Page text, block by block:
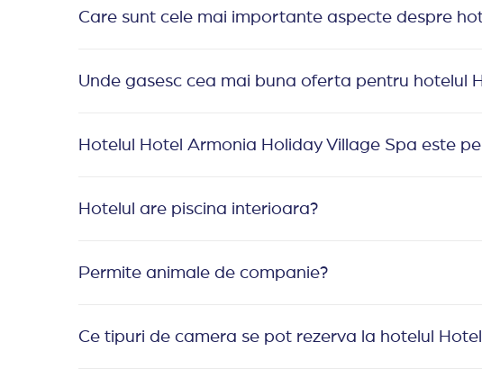
Care sunt cele mai importante aspecte despre
Unde gasesc cea mai buna oferta pentru hotelul
Hotelul Hotel Armonia Holiday Village Spa este
Hotelul are piscina interioara?
Permite animale de companie?
Ce tipuri de camera se pot rezerva la hotelul